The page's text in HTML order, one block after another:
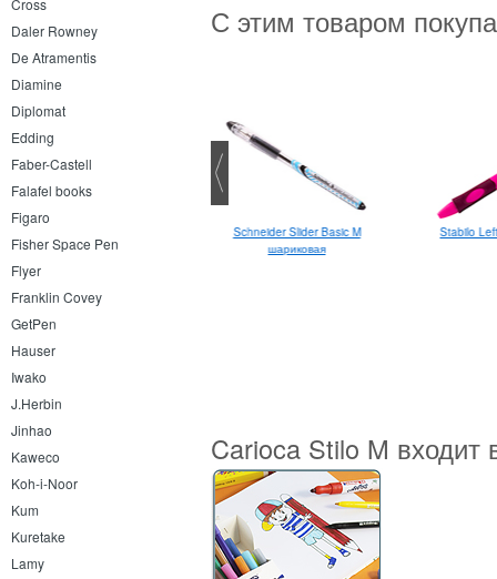
Cross
Daler Rowney
De Atramentis
Diamine
Diplomat
Edding
Faber-Castell
Falafel books
Figaro
Fisher Space Pen
Flyer
Franklin Covey
GetPen
Hauser
Iwako
J.Herbin
Jinhao
Kaweco
Koh-i-Noor
Kum
Kuretake
Lamy
С этим товаром
Schneider Slider Basic M
шариковая
Stabilo
Carioca Stilo M входит